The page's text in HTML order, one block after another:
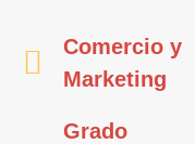
Comercio y
Marketing
Grado